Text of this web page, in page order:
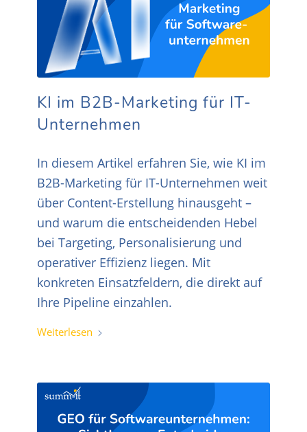
KI im B2B-Marketing für IT-
Unternehmen
In diesem Artikel erfahren Sie, wie KI im
B2B-Marketing für IT-Unternehmen weit
über Content-Erstellung hinausgeht –
und warum die entscheidenden Hebel
bei Targeting, Personalisierung und
operativer Effizienz liegen. Mit
konkreten Einsatzfeldern, die direkt auf
Ihre Pipeline einzahlen.
Weiterlesen